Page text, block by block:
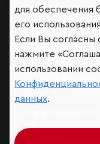
Аналитика
Контактная
Подписаться
Обратная связь
Участники
VK
для обеспечения
его
Если Вы согласны
нажмите
использовании
данных.